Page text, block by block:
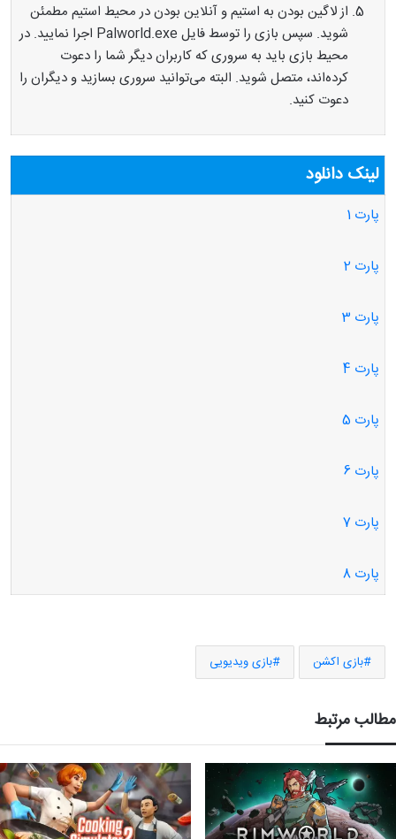
از لاگین بودن به استیم و آنلاین بودن در محیط استیم مطمئن
شوید. سپس بازی را توسط فایل Palworld.exe اجرا نمایید. در
محیط بازی باید به سروری که کاربران دیگر شما را دعوت
کرده‌اند، متصل شوید. البته می‌توانید سروری بسازید و دیگران را
دعوت کنید.
لینک دانلود
پارت 1
پارت 2
پارت 3
پارت 4
پارت 5
پارت 6
پارت 7
پارت 8
بازی اکشن بازی ویدیویی
مطالب مرتبط